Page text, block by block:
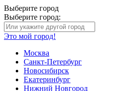
Выберите город
Выберите город:
Это мой город!
Москва
Санкт-Петербург
Новосибирск
Екатеринбург
Нижний Новгород